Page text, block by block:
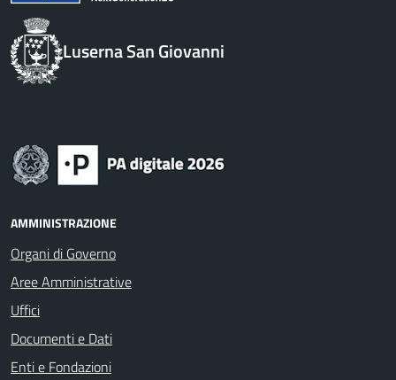
Luserna San Giovanni
AMMINISTRAZIONE
Organi di Governo
Aree Amministrative
Uffici
Documenti e Dati
Enti e Fondazioni